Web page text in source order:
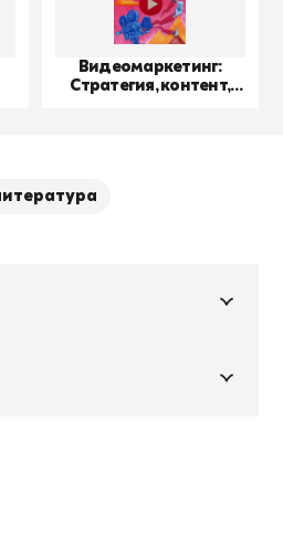
Видеомаркетинг:
Стратегия, контент,